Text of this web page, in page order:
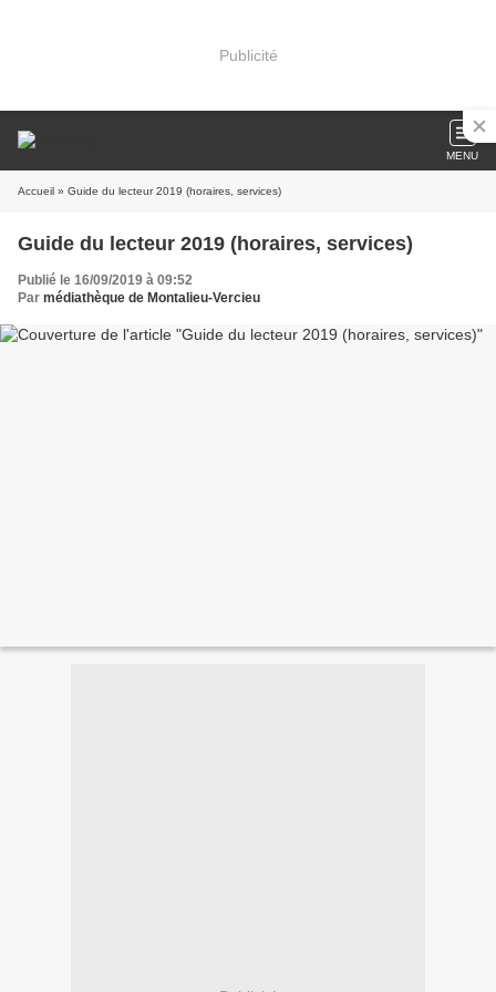
Publicité
MENU
Accueil » Guide du lecteur 2019 (horaires, services)
Guide du lecteur 2019 (horaires, services)
Publié le 16/09/2019 à 09:52
Par médiathèque de Montalieu-Vercieu